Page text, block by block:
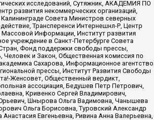
исследований, Сутяжник, АКАДЕМИЯ ПО
развития некоммерческих организаций,
Совета Министров северных
Трансперенси Интернешнл-Р, Центр
Информации, Институт развития
учреждение в Санкт-Петербурге Совета
Фонд поддержки свободы прессы,
Человек и Закон, Общественная комиссия по
Сахарова, Информационное агентство
прессы, Институт Развития Свободы
Женсовет, Общественный вердикт,
ассоциация, Бедушев Петр Петрович,
Кривенко Сергей Владимирович,
Шнырова Ольга Вадимовна, Чанышева
Ольга Борисовна, Туровский Александр
Анастасия Евгеньевна, Ривина Анна Валерьевна,